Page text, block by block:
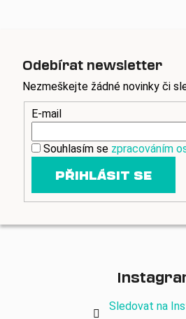
Odebírat newsletter
Nezmeškejte žádné novinky či
E-mail
Souhlasím se zpracováním
PŘIHLÁSIT SE
Sledovat na